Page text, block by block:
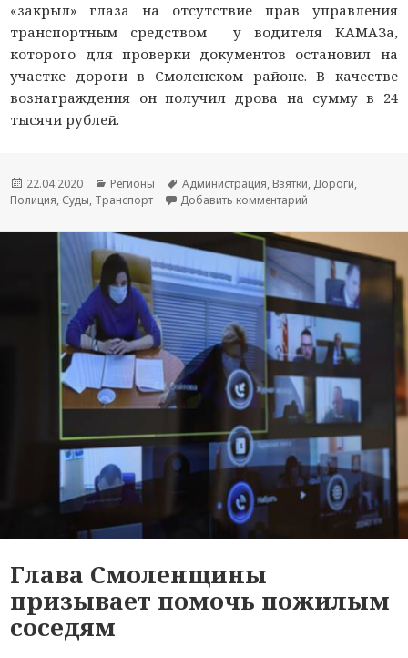
«закрыл» глаза на отсутствие прав управления
транспортным средством у водителя КАМАЗа,
которого для проверки документов остановил на
участке дороги в Смоленском районе. В качестве
вознаграждения он получил дрова на сумму в 24
тысячи рублей.
Опубликовано
22.04.2020 Рубрики
Регионы Метки
Администрация, Взятки, Дороги,
Полиция, Суды, Транспорт Добавить комментарий
Глава Смоленщины
призывает помочь пожилым
соседям